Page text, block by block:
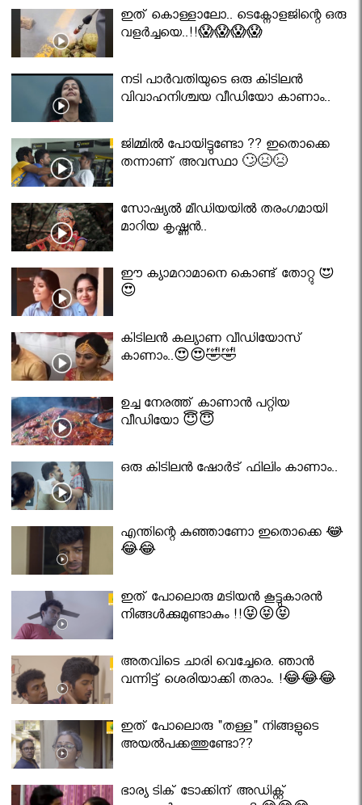
ഇത് കൊള്ളാലോ.. ടെക്നോളജിന്റെ ഒരു
വളർച്ചയെ..!!😱😱😱😱
നടി പാർവതിയുടെ ഒരു കിടിലൻ
വിവാഹനിശ്ചയ വീഡിയോ കാണാം..
ജിമ്മിൽ പോയിട്ടുണ്ടോ ?? ഇതൊക്കെ
തന്നാണ് അവസ്ഥാ 🙄😣😣
സോഷ്യൽ മീഡിയയിൽ തരംഗമായി
മാറിയ കൃഷ്ണൻ..
ഈ ക്യാമറാമാനെ കൊണ്ട് തോറ്റു 😍
😍
കിടിലൻ കല്യാണ വീഡിയോസ്
കാണാം..😍😍🤣🤣
ഉച്ച നേരത്ത് കാണാൻ പറ്റിയ
വീഡിയോ 😇😇
ഒരു കിടിലൻ ഷോർട് ഫിലിം കാണാം..
എന്തിന്റെ കുഞ്ഞാണോ ഇതൊക്കെ 😂
😂😂
ഇത് പോലൊരു മടിയൻ കൂട്ടുകാരൻ
നിങ്ങൾക്കുമുണ്ടാകും !!😝😝😝
അതവിടെ ചാരി വെച്ചേരെ. ഞാൻ
വന്നിട്ട് ശെരിയാക്കി തരാം. !😂😂😂
ഇത് പോലൊരു "തള്ള" നിങ്ങളുടെ
അയല്‍പക്കത്തുണ്ടോ??
ഭാര്യ ടിക് ടോക്കിന് അഡിക്റ്റ്